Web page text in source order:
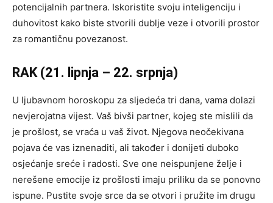
potencijalnih partnera. Iskoristite svoju inteligenciju i
duhovitost kako biste stvorili dublje veze i otvorili prostor
za romantičnu povezanost.
RAK (21. lipnja – 22. srpnja)
U ljubavnom horoskopu za sljedeća tri dana, vama dolazi
nevjerojatna vijest. Vaš bivši partner, kojeg ste mislili da
je prošlost, se vraća u vaš život. Njegova neočekivana
pojava će vas iznenaditi, ali također i donijeti duboko
osjećanje sreće i radosti. Sve one neispunjene želje i
nerešene emocije iz prošlosti imaju priliku da se ponovno
ispune. Pustite svoje srce da se otvori i pružite im drugu